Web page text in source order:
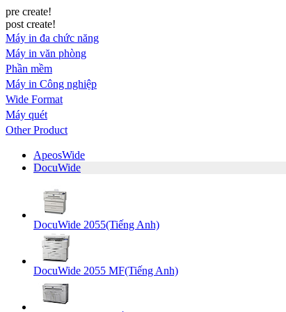
pre create!
post create!
Máy in đa chức năng
Máy in văn phòng
Phần mềm
Máy in Công nghiệp
Wide Format
Máy quét
Other Product
ApeosWide
DocuWide
DocuWide 2055(Tiếng Anh)
DocuWide 2055 MF(Tiếng Anh)